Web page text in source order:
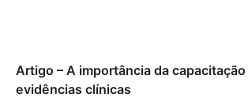
Artigo – A importância da
evidências clínicas